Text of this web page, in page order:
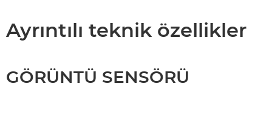
Ayrıntılı teknik özellikler
GÖRÜNTÜ SENSÖRÜ